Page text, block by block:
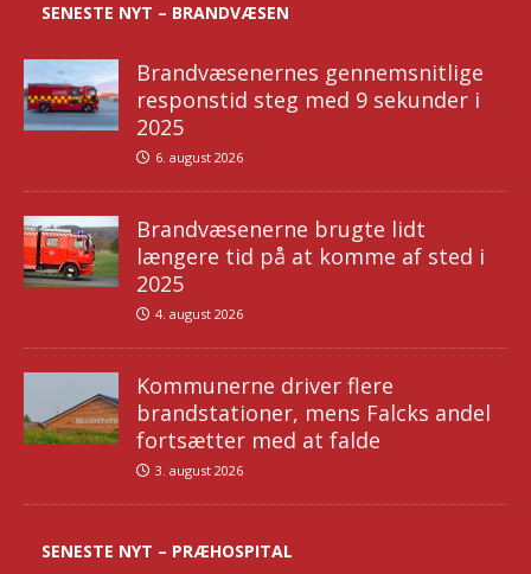
SENESTE NYT – BRANDVÆSEN
Brandvæsenernes gennemsnitlige
responstid steg med 9 sekunder i
2025
6. august 2026
Brandvæsenerne brugte lidt
længere tid på at komme af sted i
2025
4. august 2026
Kommunerne driver flere
brandstationer, mens Falcks andel
fortsætter med at falde
3. august 2026
SENESTE NYT – PRÆHOSPITAL